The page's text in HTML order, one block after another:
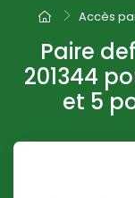
Accès
Paire
201344
et 5